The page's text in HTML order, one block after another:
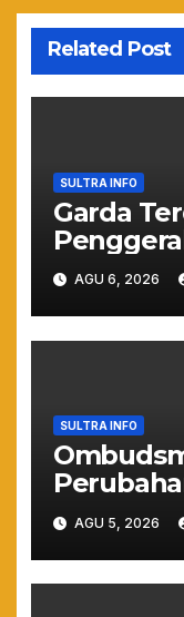
Related Post
SULTRA INFO
Garda
Resmi
Asta Cita
AGU 6, 2026
SULTRA INFO
Lewat
AGU 5, 2026